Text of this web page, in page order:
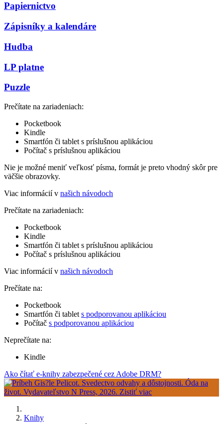
Papiernictvo
Zápisníky a kalendáre
Hudba
LP platne
Puzzle
Prečítate na zariadeniach:
Pocketbook
Kindle
Smartfón či tablet s príslušnou aplikáciou
Počítač s príslušnou aplikáciou
Nie je možné meniť veľkosť písma, formát je preto vhodný skôr pre
väčšie obrazovky.
Viac informácií v našich návodoch
Prečítate na zariadeniach:
Pocketbook
Kindle
Smartfón či tablet s príslušnou aplikáciou
Počítač s príslušnou aplikáciou
Viac informácií v našich návodoch
Prečítate na:
Pocketbook
Smartfón či tablet s podporovanou aplikáciou
Počítač s podporovanou aplikáciou
Neprečítate na:
Kindle
Ako čítať e-knihy zabezpečené cez Adobe DRM?
Knihy